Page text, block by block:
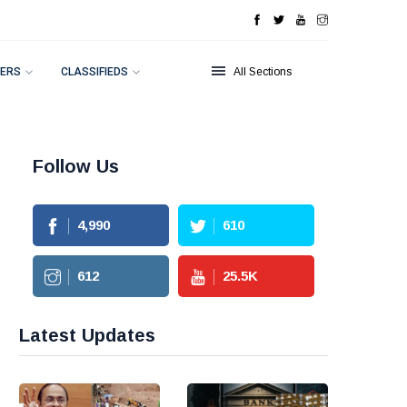
CLASSIFIEDS All Sections
Follow Us
4,990 610
612 25.5K
Latest Updates